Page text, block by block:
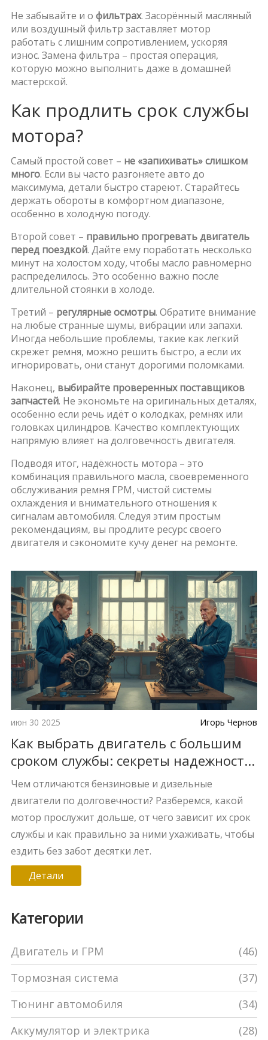
Не забывайте и о фильтрах. Засорённый масляный
или воздушный фильтр заставляет мотор
работать с лишним сопротивлением, ускоряя
износ. Замена фильтра – простая операция,
которую можно выполнить даже в домашней
мастерской.
Как продлить срок службы
мотора?
Самый простой совет – не «запихивать» слишком
много. Если вы часто разгоняете авто до
максимума, детали быстро стареют. Старайтесь
держать обороты в комфортном диапазоне,
особенно в холодную погоду.
Второй совет – правильно прогревать двигатель
перед поездкой. Дайте ему поработать несколько
минут на холостом ходу, чтобы масло равномерно
распределилось. Это особенно важно после
длительной стоянки в холоде.
Третий – регулярные осмотры. Обратите внимание
на любые странные шумы, вибрации или запахи.
Иногда небольшие проблемы, такие как легкий
скрежет ремня, можно решить быстро, а если их
игнорировать, они станут дорогими поломками.
Наконец, выбирайте проверенных поставщиков
запчастей. Не экономьте на оригинальных деталях,
особенно если речь идёт о колодках, ремнях или
головках цилиндров. Качество комплектующих
напрямую влияет на долговечность двигателя.
Подводя итог, надёжность мотора – это
комбинация правильного масла, своевременного
обслуживания ремня ГРМ, чистой системы
охлаждения и внимательного отношения к
сигналам автомобиля. Следуя этим простым
рекомендациям, вы продлите ресурс своего
двигателя и сэкономите кучу денег на ремонте.
июн 30 2025 Игорь Чернов
Как выбрать двигатель с большим
сроком службы: секреты надежности
и долговечности
Чем отличаются бензиновые и дизельные
двигатели по долговечности? Разберемся, какой
мотор прослужит дольше, от чего зависит их срок
службы и как правильно за ними ухаживать, чтобы
ездить без забот десятки лет.
Детали
Категории
Двигатель и ГРМ
(46)
Тормозная система
(37)
Тюнинг автомобиля
(34)
Аккумулятор и электрика
(28)